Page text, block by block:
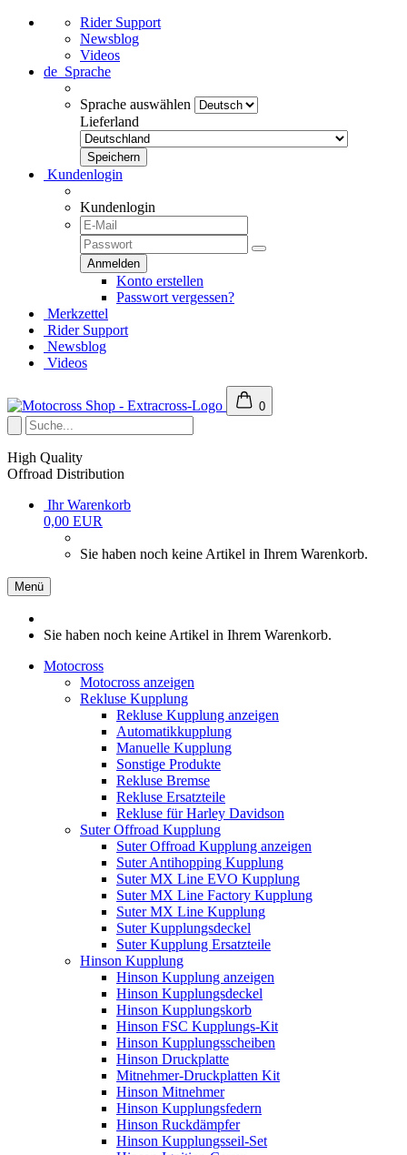
Rider Support
Newsblog
Videos
de Sprache
Sprache auswählen
Lieferland
Kundenlogin
Kundenlogin
Konto erstellen
Passwort vergessen?
Merkzettel
Rider Support
Newsblog
Videos
0
High Quality
Offroad Distribution
Ihr Warenkorb
0,00 EUR
Sie haben noch keine Artikel in Ihrem Warenkorb.
Menü
Sie haben noch keine Artikel in Ihrem Warenkorb.
Motocross
Motocross anzeigen
Rekluse Kupplung
Rekluse Kupplung anzeigen
Automatikkupplung
Manuelle Kupplung
Sonstige Produkte
Rekluse Bremse
Rekluse Ersatzteile
Rekluse für Harley Davidson
Suter Offroad Kupplung
Suter Offroad Kupplung anzeigen
Suter Antihopping Kupplung
Suter MX Line EVO Kupplung
Suter MX Line Factory Kupplung
Suter MX Line Kupplung
Suter Kupplungsdeckel
Suter Kupplung Ersatzteile
Hinson Kupplung
Hinson Kupplung anzeigen
Hinson Kupplungsdeckel
Hinson Kupplungskorb
Hinson FSC Kupplungs-Kit
Hinson Kupplungsscheiben
Hinson Druckplatte
Mitnehmer-Druckplatten Kit
Hinson Mitnehmer
Hinson Kupplungsfedern
Hinson Ruckdämpfer
Hinson Kupplungsseil-Set